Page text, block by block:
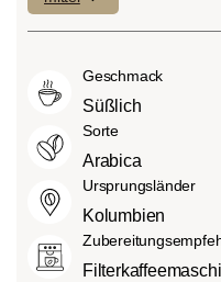
geringen Anteilen an
sauer als helle
ausgewogenem
Körper.
Dunkle Röstung
Schokoladig süßer
ausgeprägten
Bitterstoffen bei
verschiedenen Faktoren
Bohnensorte,
besonders der Röstung
Geschmack
Süßlich
Sorte
Arabica
Ursprungsländer
Kolumbien